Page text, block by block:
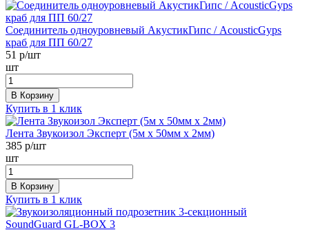
Соединитель одноуровневый АкустикГипс / AcousticGyps
краб для ПП 60/27
51 р/шт
шт
В Корзину
Купить в 1 клик
Лента Звукоизол Эксперт (5м x 50мм x 2мм)
385 р/шт
шт
В Корзину
Купить в 1 клик